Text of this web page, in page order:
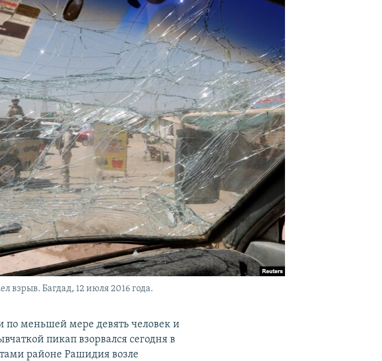
взрыв. Багдад, 12 июля 2016 года.
по меньшей мере девять человек и
пикап взорвался сегодня в
районе Рашидия возле